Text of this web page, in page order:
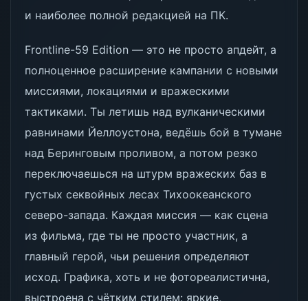
и наиболее полной редакцией на ПК.
Frontline-59 Edition — это не просто апдейт, а
полноценное расширение кампании с новыми
миссиями, локациями и вражескими
тактиками. Ты летишь над вулканическими
равнинами Йеллоустона, ведёшь бой в тумане
над Беринговым проливом, а потом резко
переключаешься на штурм вражеских баз в
густых секвойных лесах Тихоокеанского
северо-запада. Каждая миссия — как сцена
из фильма, где ты не просто участник, а
главный герой, чьи решения определяют
исход. Графика, хоть и не фотореалистична,
выстроена с чётким стилем: яркие,